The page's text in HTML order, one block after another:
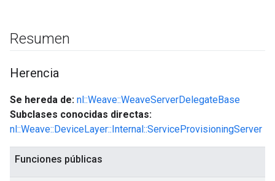
Resumen
Herencia
Se hereda de: nl::Weave::WeaveServerDelegateBase
Subclases conocidas directas:
nl::Weave::DeviceLayer::Internal::ServiceProvisioningServer
Funciones públicas